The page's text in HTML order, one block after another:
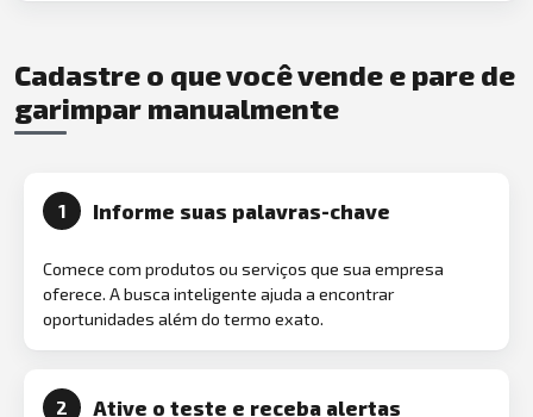
Cadastre o que você vende e pare de
garimpar manualmente
1 Informe suas palavras-chave
Comece com produtos ou serviços que sua empresa
oferece. A busca inteligente ajuda a encontrar
oportunidades além do termo exato.
2 Ative o teste e receba alertas